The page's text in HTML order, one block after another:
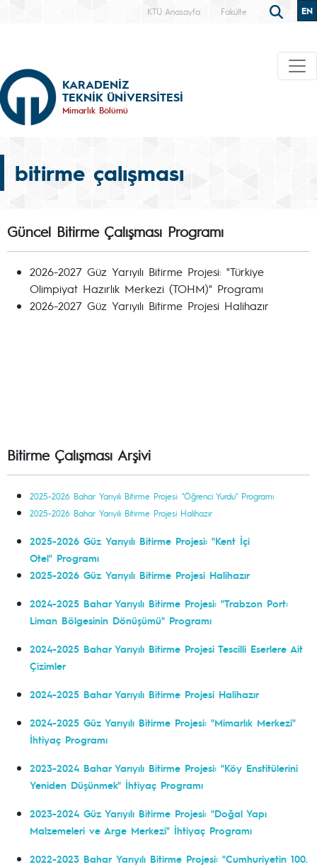
KTÜ Anasayfa Fakülte EN
KARADENİZ
TEKNİK ÜNİVERSİTESİ
Mimarlık Bölümü
bitirme çalışması
Güncel Bitirme Çalışması Programı
2026-2027 Güz Yarıyılı Bitirme Projesi: "Türkiye
Olimpiyat Hazırlık Merkezi (TOHM)" Programı
2026-2027 Güz Yarıyılı Bitirme Projesi Halihazır
Bitirme Çalışması Arşivi
2025-2026 Bahar Yarıyılı Bitirme Projesi: "Öğrenci Yurdu" Programı
2025-2026 Bahar Yarıyılı Bitirme Projesi Halihazır
2025-2026 Güz Yarıyılı Bitirme Projesi: "Kent İçi
Otel" Programı
2025-2026 Güz Yarıyılı Bitirme Projesi Halihazır
2024-2025 Bahar Yarıyılı Bitirme Projesi: "Trabzon Port:
Liman Bölgesinin Dönüşümü" Programı
2024-2025 Bahar Yarıyılı Bitirme Projesi Tescilli Eserlere Ait
Çizimler
2024-2025 Bahar Yarıyılı Bitirme Projesi Halihazır
2024-2025 Güz Yarıyılı Bitirme Projesi: "Mimarlık Merkezi"
İhtiyaç Programı
2023-2024 Bahar Yarıyılı Bitirme Projesi: "Köy Enstitülerini
Yeniden Düşünmek" İhtiyaç Programı
2023-2024 Güz Yarıyılı Bitirme Projesi: "Doğal Yapı
Malzemeleri ve Arge Merkezi" İhtiyaç Programı
2022-2023 Bahar Yarıyılı Bitirme Projesi: "Cumhuriyetin 100.